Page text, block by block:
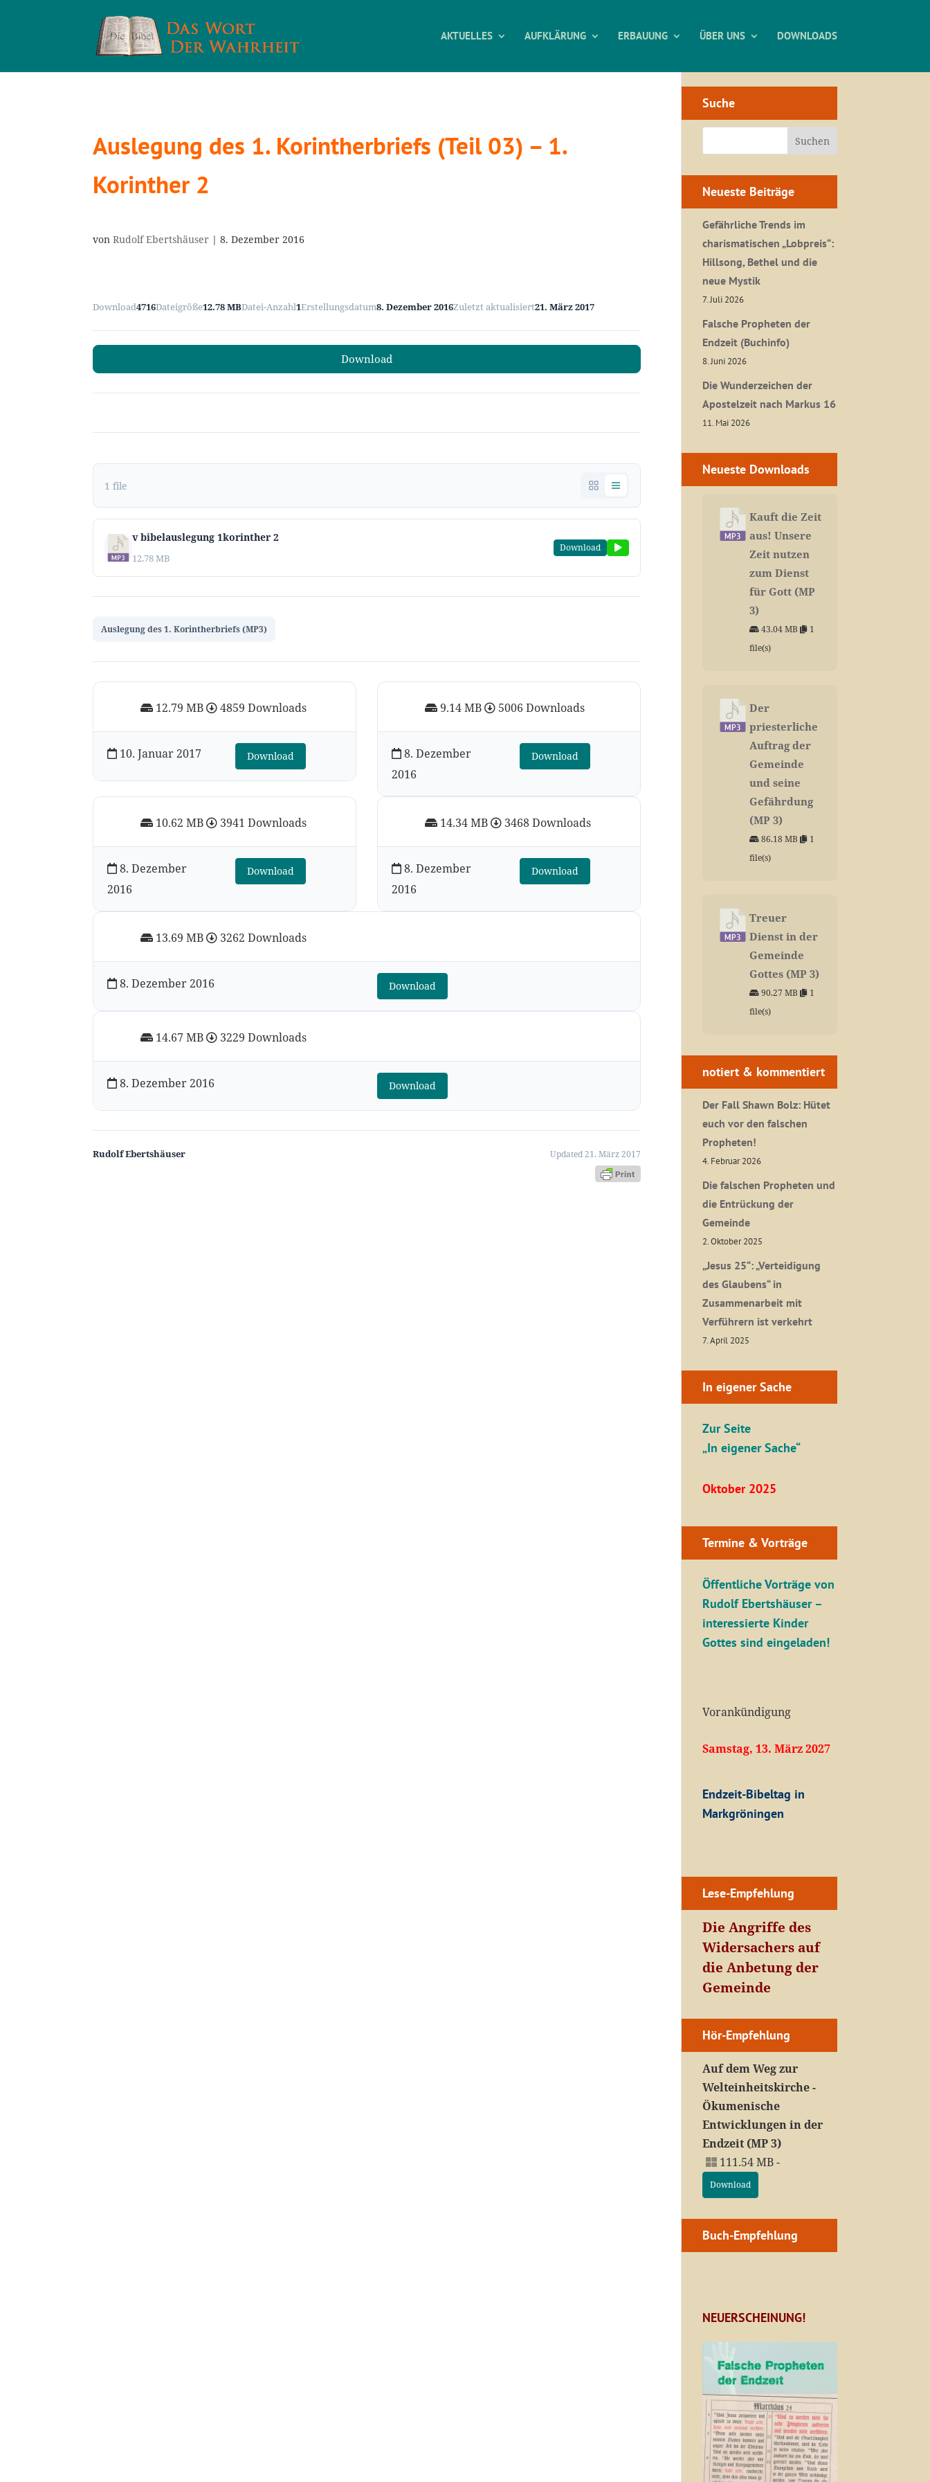
AKTUELLES AUFKLÄRUNG ERBAUUNG ÜBER UNS DOWNLOADS
Auslegung des 1. Korintherbriefs (Teil 03) – 1.
Korinther 2
vonRudolf Ebertshäuser |8. Dezember 2016
Download4716Dateigröße12.78 MBDatei-Anzahl1Erstellungsdatum8. Dezember 2016Zuletzt aktualisiert21. März 2017
Download
1 file
v bibelauslegung 1korinther 2
12.78 MB
Download
Auslegung des 1. Korintherbriefs (MP3)
12.79 MB 4859 Downloads
10. Januar 2017 Download
14.67 MB 3229 Downloads
8. Dezember 2016 Download
13.69 MB 3262 Downloads
8. Dezember 2016 Download
9.14 MB 5006 Downloads
8. Dezember
2016
Download
10.62 MB 3941 Downloads
8. Dezember
2016
Download
14.34 MB 3468 Downloads
8. Dezember
2016
Download
Rudolf Ebertshäuser Updated 21. März 2017
Suche
Neueste Beiträge
Gefährliche Trends im
charismatischen „Lobpreis“:
Hillsong, Bethel und die
neue Mystik
7. Juli 2026
Falsche Propheten der
Endzeit (Buchinfo)
8. Juni 2026
Die Wunderzeichen der
Apostelzeit nach Markus 16
11. Mai 2026
Neueste Downloads
Kauft die Zeit
aus! Unsere
Zeit nutzen
zum Dienst
für Gott (MP
3)
43.04 MB
1
file(s)
Der
priesterliche
Auftrag der
Gemeinde
und seine
Gefährdung
(MP 3)
86.18 MB
1
file(s)
Treuer
Dienst in der
Gemeinde
Gottes (MP 3)
90.27 MB
1
file(s)
notiert & kommentiert
Der Fall Shawn Bolz: Hütet
euch vor den falschen
Propheten!
4. Februar 2026
Die falschen Propheten und
die Entrückung der
Gemeinde
2. Oktober 2025
„Jesus 25“: „Verteidigung
des Glaubens“ in
Zusammenarbeit mit
Verführern ist verkehrt
7. April 2025
In eigener Sache
Zur Seite
„In eigener Sache“
Oktober 2025
Termine & Vorträge
Öffentliche Vorträge von
Rudolf Ebertshäuser –
interessierte Kinder
Gottes sind eingeladen!
Vorankündigung
Samstag, 13. März 2027
Endzeit-Bibeltag in
Markgröningen
Lese-Empfehlung
Die Angriffe des
Widersachers auf
die Anbetung der
Gemeinde
Hör-Empfehlung
Auf dem Weg zur
Welteinheitskirche -
Ökumenische
Entwicklungen in der
Endzeit (MP 3)
111.54 MB -
Download
Buch-Empfehlung
NEUERSCHEINUNG!